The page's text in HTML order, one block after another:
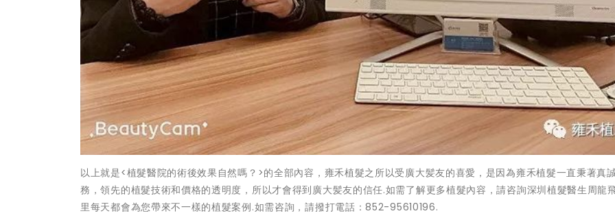
以上就是<植髮醫院的術後效果自然嗎？>的全部內容，雍禾植髮之所以受廣大髪友的喜愛，是因為雍禾植髮一直秉著真
務，領先的植髮技術和價格的透明度，所以才會得到廣大髪友的信任.如需了解更多植髮內容，請咨詢深圳植髮醫生周龍
里每天都會為您帶來不一樣的植髮案例.如需咨詢，請撥打電話：852-95610196.